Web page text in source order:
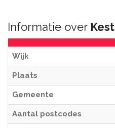
Informatie over
Wijk
Plaats
Gemeente
Aantal postcodes